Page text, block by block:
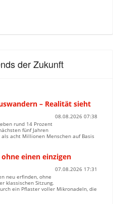
der Zukunft
– Realität sieht
08.08.2026 07:38
rund 14 Prozent
fünf Jahren
acht Millionen Menschen auf Basis
einen einzigen
07.08.2026 17:31
neu erfinden, ohne
klassischen Sitzung.
ein Pflaster voller Mikronadeln, die